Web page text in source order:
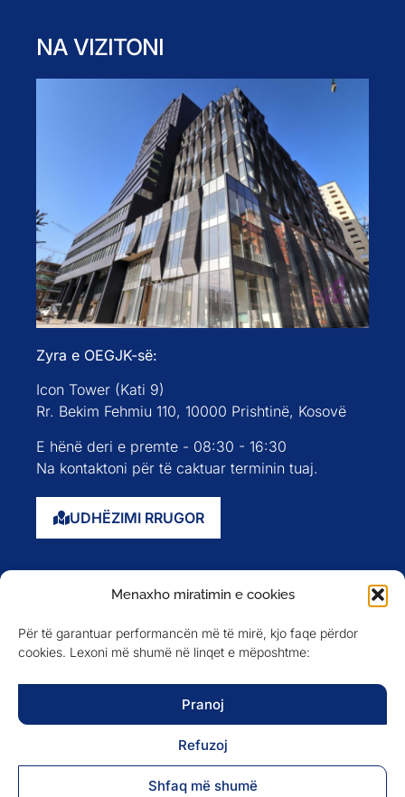
Menaxho miratimin e cookies
Për të garantuar performancën më të mirë, kjo faqe përdor
cookies. Lexoni më shumë në linqet e mëposhtme:
Pranoj
Refuzoj
Shfaq më shumë
NA VIZITONI
Zyra e OEGJK-së:
Icon Tower (Kati 9)
Rr. Bekim Fehmiu 110, 10000 Prishtinë, Kosovë
E hënë deri e premte - 08:30 - 16:30
Na kontaktoni për të caktuar terminin tuaj.
UDHËZIMI RRUGOR
Evente
Anëtarët
Newsletter